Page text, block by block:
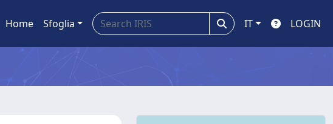
Home Sfoglia IT LOGIN